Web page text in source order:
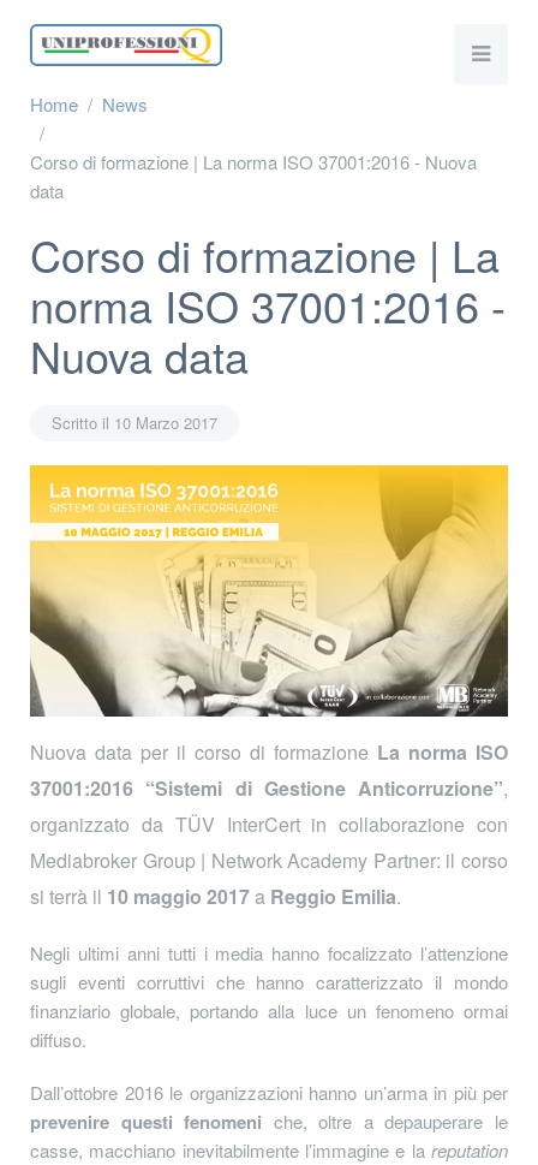
Home News
Corso di formazione | La norma ISO 37001:2016 - Nuova
data
Corso di formazione | La
norma ISO 37001:2016 -
Nuova data
Scritto il 10 Marzo 2017
Nuova data per il corso di formazione La norma ISO
37001:2016 “Sistemi di Gestione Anticorruzione”,
organizzato da TÜV InterCert in collaborazione con
Mediabroker Group | Network Academy Partner: il corso
si terrà il 10 maggio 2017a Reggio Emilia.
Negli ultimi anni tutti i media hanno focalizzato l’attenzione
sugli eventi corruttivi che hanno caratterizzato il mondo
finanziario globale, portando alla luce un fenomeno ormai
diffuso.
Dall’ottobre 2016 le organizzazioni hanno un’arma in più per
prevenire questi fenomeni che, oltre a depauperare le
casse, macchiano inevitabilmente l’immagine e la reputation